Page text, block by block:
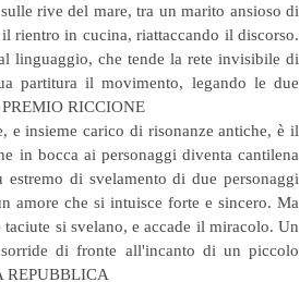
rive del mare, tra un marito ansioso di
rientro in cucina, riattaccando il discorso.
linguaggio, che tende la rete invisibile di
partitura il movimento, legando le due
RICCIONE
e insieme carico di risonanze antiche, è il
in bocca ai personaggi diventa cantilena
di svelamento di due personaggi
amore che si intuisce forte e sincero. Ma
si svelano, e accade il miracolo. Un
di fronte all'incanto di un piccolo
REPUBBLICA